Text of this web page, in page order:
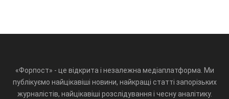
«Форпост» - це відкрита і незалежна медіаплатформа. Ми
публікуємо найцікавіші новини, найкращі статті запорізьких
журналістів, найцікавіші розслідування і чесну аналітику.